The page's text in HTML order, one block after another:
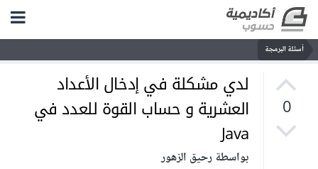
أسئلة البرمجة
0
لدي مشكلة في إدخال الأعداد
العشرية و حساب القوة للعدد في
Java
بواسطة رحيق الزهور